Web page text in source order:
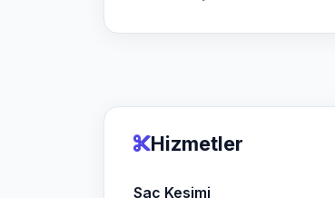
Hizmetler
Saç Kesimi